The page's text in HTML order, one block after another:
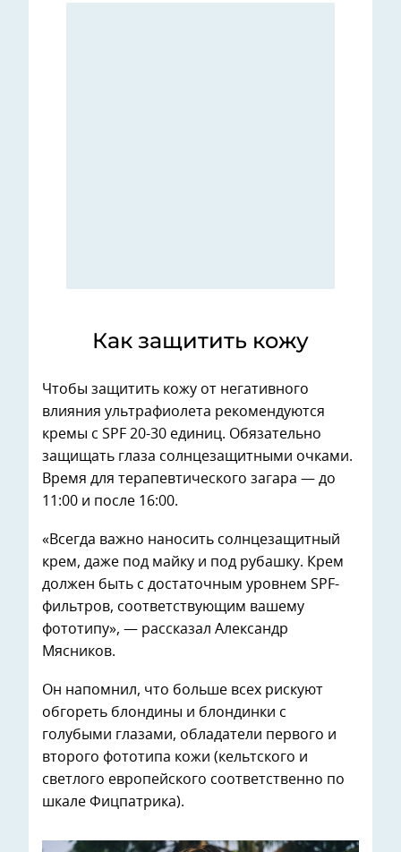
Как защитить кожу
Чтобы защитить кожу от негативного
влияния ультрафиолета рекомендуются
кремы с SPF 20-30 единиц. Обязательно
защищать глаза солнцезащитными очками.
Время для терапевтического загара — до
11:00 и после 16:00.
«Всегда важно наносить солнцезащитный
крем, даже под майку и под рубашку. Крем
должен быть с достаточным уровнем SPF-
фильтров, соответствующим вашему
фототипу», — рассказал Александр
Мясников.
Он напомнил, что больше всех рискуют
обгореть блондины и блондинки с
голубыми глазами, обладатели первого и
второго фототипа кожи (кельтского и
светлого европейского соответственно по
шкале Фицпатрика).